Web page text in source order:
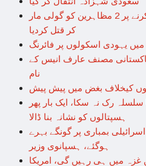
پاناما میں پروفیسر نے روڈ بلاک کرنے پر 2 مظاہرین کو گولی مار
کر قتل کردیا
میں یہودی اسکولوں پر فائرنگ
مصنف عارف انیس کے
نام
کیخلاف بغض میں پیش پیش
رک نہ سکا، ایک بار پھر
ہسپتالوں کو نشانہ بنا ڈالا
بمباری پر گونگے بہرے
ہوگئے، ہسپانوی وزیر
غزہ میں ہی رہیں گی، امریکا